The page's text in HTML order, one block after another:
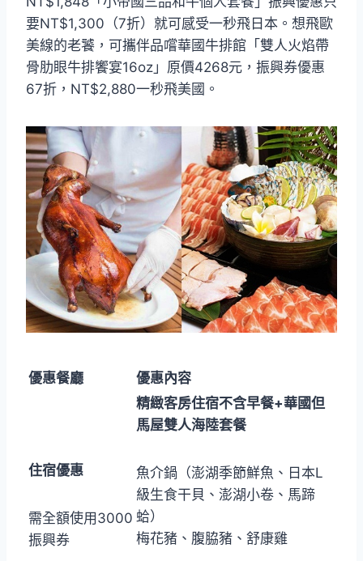
要NT$1,300（7折）就可感受一秒飛日本。想飛歐
美線的老饕，可攜伴品嚐華國牛排館「雙人火焰帶
骨肋眼牛排饗宴16oz」原價4268元，振興券優惠
67折，NT$2,880一秒飛美國。
優惠餐廳 優惠內容
住宿優惠
需全額使用3000
振興券
精緻客房住宿不含早餐+華國但
馬屋雙人海陸套餐
魚介鍋（澎湖季節鮮魚、日本L
級生食干貝、澎湖小卷、馬蹄
蛤）
梅花豬、腹脇豬、舒康雞